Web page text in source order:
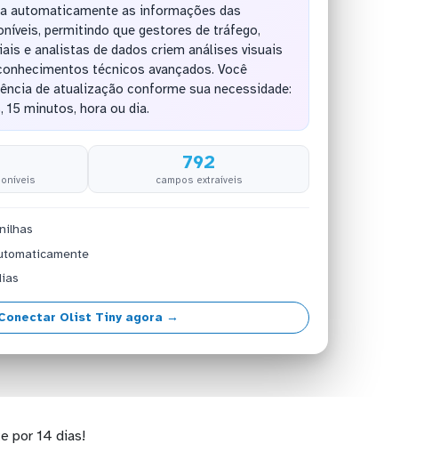
automaticamente as informações das
permitindo que gestores de tráfego,
e analistas de dados criem análises visuais
técnicos avançados. Você
de atualização conforme sua necessidade:
15 minutos, hora ou dia.
792
campos extraíveis
Olist Tiny agora →
por 14 dias!